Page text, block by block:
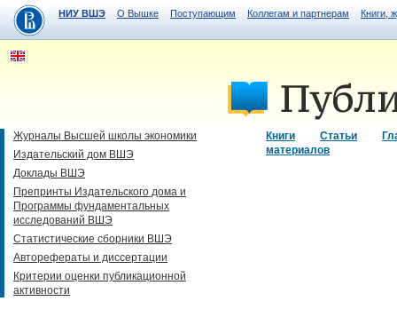
НИУ ВШЭ О Вышке Поступающим Коллегам и партнерам Книги,
Книги Статьи
материалов
Журналы Высшей школы экономики
Издательский дом ВШЭ
Доклады ВШЭ
Препринты Издательского дома и
Программы фундаментальных
исследований ВШЭ
Статистические сборники ВШЭ
Авторефераты и диссертации
Критерии оценки публикационной
активности